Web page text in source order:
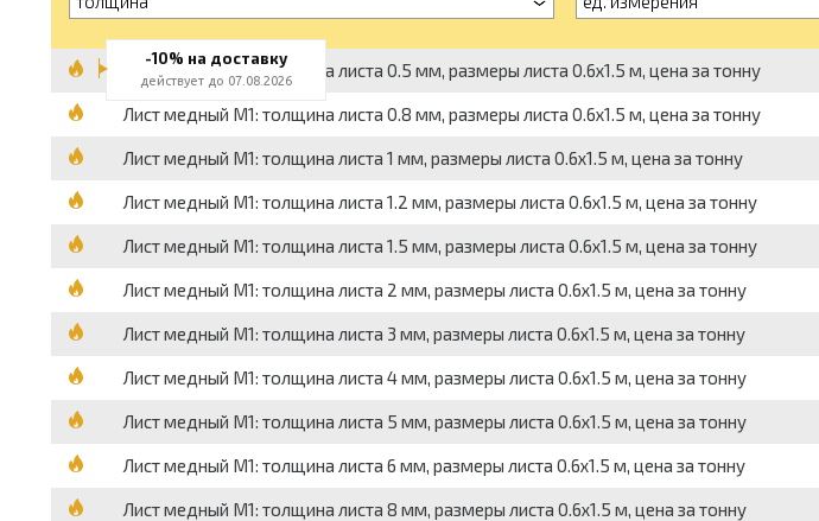
Лист медный М1: толщина листа 0.5 мм, размеры листа 0.6х1.5 м, цена за тонну
Лист медный М1: толщина листа 0.8 мм, размеры листа 0.6х1.5 м, цена за тонну
Лист медный М1: толщина листа 1 мм, размеры листа 0.6х1.5 м, цена за тонну
Лист медный М1: толщина листа 1.2 мм, размеры листа 0.6х1.5 м, цена за тонну
Лист медный М1: толщина листа 1.5 мм, размеры листа 0.6х1.5 м, цена за тонну
Лист медный М1: толщина листа 2 мм, размеры листа 0.6х1.5 м, цена за тонну
Лист медный М1: толщина листа 3 мм, размеры листа 0.6х1.5 м, цена за тонну
Лист медный М1: толщина листа 4 мм, размеры листа 0.6х1.5 м, цена за тонну
Лист медный М1: толщина листа 5 мм, размеры листа 0.6х1.5 м, цена за тонну
Лист медный М1: толщина листа 6 мм, размеры листа 0.6х1.5 м, цена за тонну
Лист медный М1: толщина листа 8 мм, размеры листа 0.6х1.5 м, цена за тонну
-10% на доставку
действует до 07.08.2026